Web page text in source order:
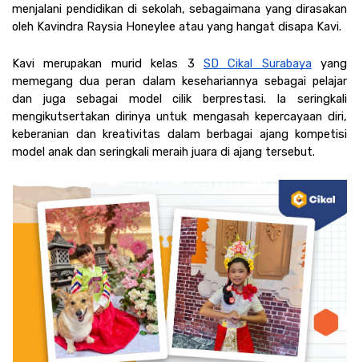
menjalani pendidikan di sekolah, sebagaimana yang dirasakan
oleh Kavindra Raysia Honeylee atau yang hangat disapa Kavi.
Kavi merupakan murid kelas 3 SD Cikal Surabaya yang
memegang dua peran dalam kesehariannya sebagai pelajar
dan juga sebagai model cilik berprestasi. Ia seringkali
mengikutsertakan dirinya untuk mengasah kepercayaan diri,
keberanian dan kreativitas dalam berbagai ajang kompetisi
model anak dan seringkali meraih juara di ajang tersebut.